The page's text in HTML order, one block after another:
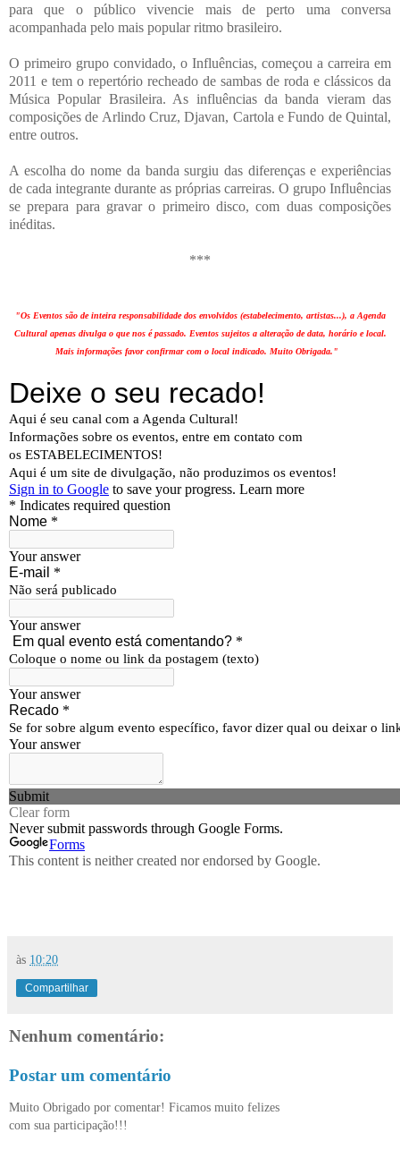
para que o público vivencie mais de perto uma conversa
acompanhada pelo mais popular ritmo brasileiro.
O primeiro grupo convidado, o Influências, começou a carreira em
2011 e tem o repertório recheado de sambas de roda e clássicos da
Música Popular Brasileira. As influências da banda vieram das
composições de Arlindo Cruz, Djavan, Cartola e Fundo de Quintal,
entre outros.
A escolha do nome da banda surgiu das diferenças e experiências
de cada integrante durante as próprias carreiras. O grupo Influências
se prepara para gravar o primeiro disco, com duas composições
inéditas.
***
"Os Eventos são de inteira responsabilidade dos envolvidos (estabelecimento, artistas...), a Agenda
Cultural apenas divulga o que nos é passado. Eventos sujeitos a alteração de data, horário e local.
Mais informações favor confirmar com o local indicado. Muito Obrigada."
às 10:20
Compartilhar
Nenhum comentário:
Postar um comentário
Muito Obrigado por comentar! Ficamos muito felizes
com sua participação!!!